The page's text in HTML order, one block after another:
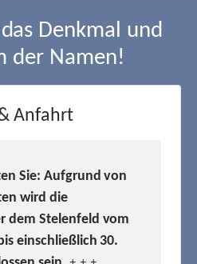
Denkmal und
der Namen!
Anfahrt
Sie: Aufgrund von
wird die
dem Stelenfeld vom
einschließlich 30.